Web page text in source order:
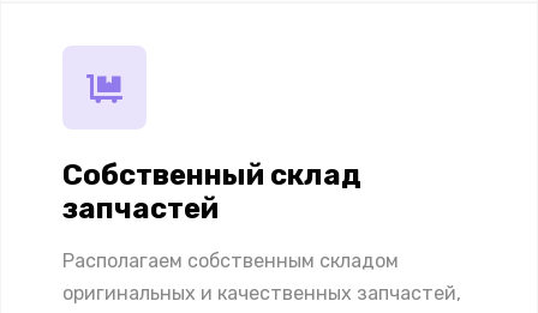
Собственный склад
запчастей
Располагаем собственным складом
оригинальных и качественных запчастей,